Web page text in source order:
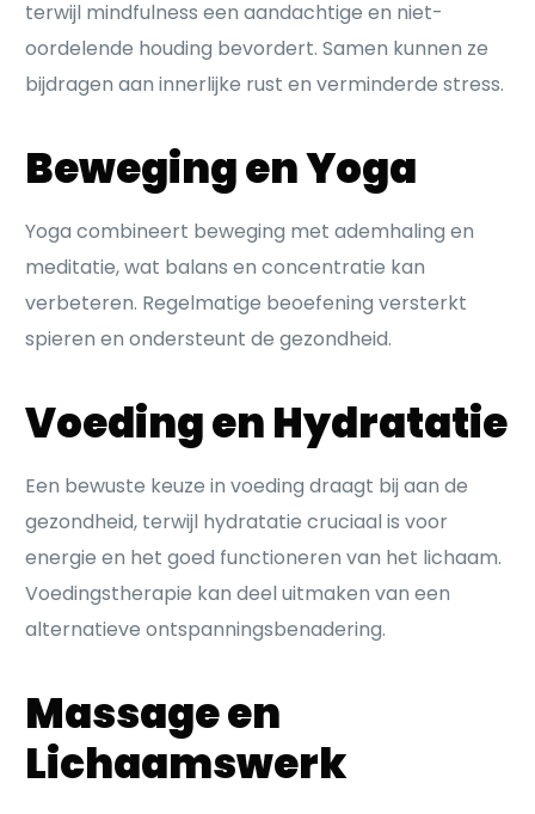
terwijl mindfulness een aandachtige en niet-
oordelende houding bevordert. Samen kunnen ze
bijdragen aan innerlijke rust en verminderde stress.
Beweging en Yoga
Yoga combineert beweging met ademhaling en
meditatie, wat balans en concentratie kan
verbeteren. Regelmatige beoefening versterkt
spieren en ondersteunt de gezondheid.
Voeding en Hydratatie
Een bewuste keuze in voeding draagt bij aan de
gezondheid, terwijl hydratatie cruciaal is voor
energie en het goed functioneren van het lichaam.
Voedingstherapie kan deel uitmaken van een
alternatieve ontspanningsbenadering.
Massage en
Lichaamswerk